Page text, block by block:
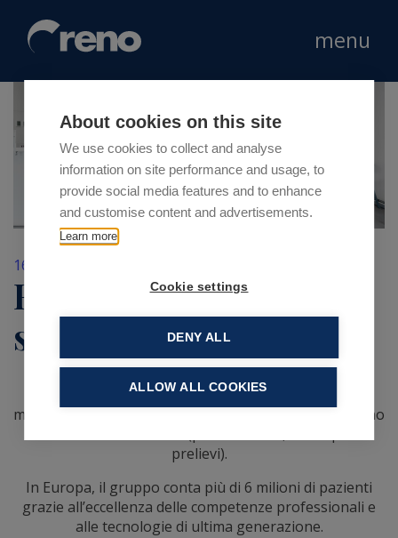
About cookies on this site
We use cookies to collect and analyse
information on site performance and usage, to
provide social media features and to enhance
and customise content and advertisements.
Learn more
Cookie settings
DENY ALL
ALLOW ALL COOKIES
menu
16 Giugno 2021
Reno affiancherà lo
sviluppo di Lifebrain
, un’eccellenza europea nel settore della
medicina di laboratorio è presente sul territorio italiano
prelievi).
In Europa, il gruppo conta più di 6 milioni di pazienti
grazie all’eccellenza delle competenze professionali e
alle tecnologie di ultima generazione.